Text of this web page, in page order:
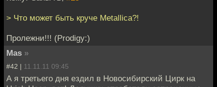
> Что может быть круче Metallica?!
Пролежни!!! (Prodigy:)
Mas »
#42 | 11.11.11 09:45
А я третьего дня ездил в Новосибирский Цирк на